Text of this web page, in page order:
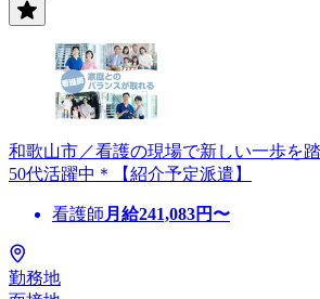
和歌山市／看護の現場で新しい一歩を
50代活躍中＊【紹介予定派遣】
看護師 月給241,083円〜
勤務地